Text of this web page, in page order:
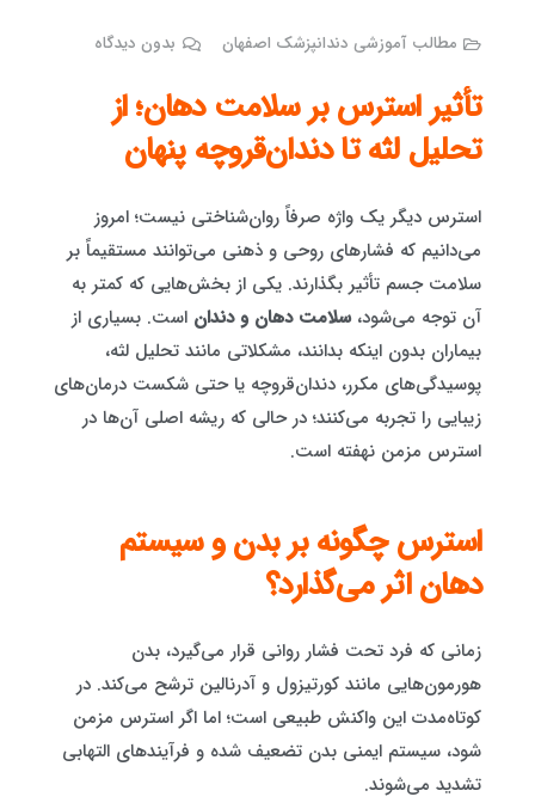
مطالب آموزشی دندانپزشک اصفهان بدون دیدگاه
تأثیر استرس بر سلامت دهان؛ از
تحلیل لثه تا دندان‌قروچه پنهان
استرس دیگر یک واژه صرفاً روان‌شناختی نیست؛ امروز
می‌دانیم که فشارهای روحی و ذهنی می‌توانند مستقیماً بر
سلامت جسم تأثیر بگذارند. یکی از بخش‌هایی که کمتر به
آن توجه می‌شود،سلامت دهان و دندان است. بسیاری از
بیماران بدون اینکه بدانند، مشکلاتی مانند تحلیل لثه،
پوسیدگی‌های مکرر، دندان‌قروچه یا حتی شکست درمان‌های
زیبایی را تجربه می‌کنند؛ در حالی که ریشه اصلی آن‌ها در
استرس مزمن نهفته است.
استرس چگونه بر بدن و سیستم
دهان اثر می‌گذارد؟
زمانی که فرد تحت فشار روانی قرار می‌گیرد، بدن
هورمون‌هایی مانند کورتیزول و آدرنالین ترشح می‌کند. در
کوتاه‌مدت این واکنش طبیعی است؛ اما اگر استرس مزمن
شود، سیستم ایمنی بدن تضعیف شده و فرآیندهای التهابی
تشدید می‌شوند.